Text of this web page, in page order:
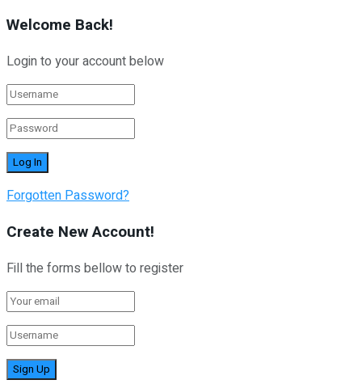
Welcome Back!
Login to your account below
Forgotten Password?
Create New Account!
Fill the forms bellow to register